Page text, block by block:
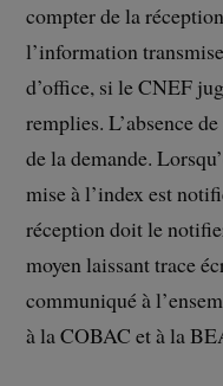
compter de la
l’information
d’office, si le CNEF
remplies. L’absence
de la demande.
mise à l’index est
réception doit le
moyen laissant trace
communiqué à
à la COBAC et à la